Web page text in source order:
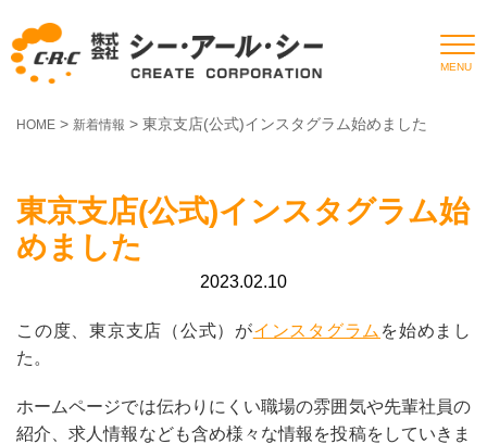
ホーム
製品情報
個人情報保護方針
新着情報
HOME > 新着情報 > 東京支店(公式)インスタグラム始めました
東京支店(公式)インスタグラム始
めました
2023.02.10
この度、東京支店（公式）がインスタグラム を始めまし
た。
ホームページでは伝わりにくい職場の雰囲気や先輩社員の
紹介、求人情報なども含め様々な情報を投稿をしていきま